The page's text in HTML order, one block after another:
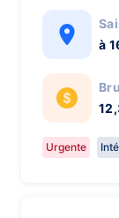
à
Urgente